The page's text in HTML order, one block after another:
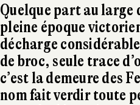
Quelque part au large
pleine époque
décharge
de broc, seule trace
c’est la demeure des
nom fait verdir toute